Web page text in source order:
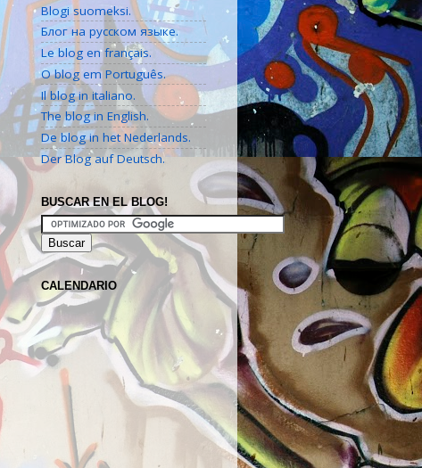
Blogi suomeksi.
Блог на русском языке.
Le blog en français.
O blog em Português.
Il blog in italiano.
The blog in English.
De blog in het Nederlands.
Der Blog auf Deutsch.
BUSCAR EN EL BLOG!
CALENDARIO